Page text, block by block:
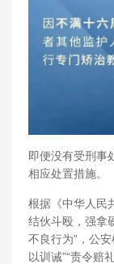
即便没有受刑事
相应处置措施。
根据《中华人民
结伙斗殴，强拿
不良行为”，公
以训诫”“责令赔